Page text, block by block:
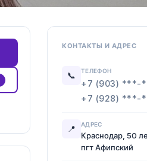
КОНТАКТЫ И АДРЕС
📞 ТЕЛЕФОН
+7 (903) ***-
+7 (928) ***-
📍 АДРЕС
Краснодар, 50
пгт Афипский